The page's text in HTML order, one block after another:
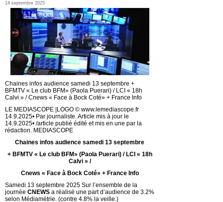
14 septembre 2025
Chaines infos audience samedi 13 septembre +
BFMTV « Le club BFM» (Paola Puerari) / LCI « 18h
Calvi » / Cnews « Face à Bock Coté» + France Info
LE MEDIASCOPE |LOGO © www.lemediascope.fr
14.9.2025• Par journaliste. Article mis à jour le
14.9.2025• /article publié édité et mis en une par la
rédaction. MEDIASCOPE
Chaines infos audience samedi 13 septembre
+ BFMTV « Le club BFM» (Paola Puerari) / LCI « 18h
Calvi » /
Cnews « Face à Bock Coté» + France Info
Samedi 13 septembre 2025 Sur l’ensemble de la
journée CNEWS a réalisé une part d’audience de 3.2%
selon Médiamétrie. (contre 4.8% la veille.)